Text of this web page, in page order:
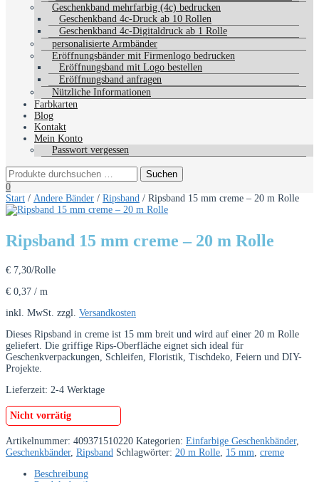
Geschenkband mehrfarbig (4c) bedrucken
Geschenkband 4c-Druck ab 10 Rollen
Geschenkband 4c-Digitaldruck ab 1 Rolle
personalisierte Armbänder
Eröffnungsbänder mit Firmenlogo bedrucken
Eröffnungsband mit Logo bestellen
Eröffnungsband anfragen
Nützliche Informationen
Farbkarten
Blog
Kontakt
Mein Konto
Passwort vergessen
0
Start / Andere Bänder / Ripsband / Ripsband 15 mm creme – 20 m Rolle
Ripsband 15 mm creme – 20 m Rolle
€ 7,30/Rolle
€ 0,37 / m
inkl. MwSt. zzgl. Versandkosten
Dieses Ripsband in creme ist 15 mm breit und wird auf einer 20 m Rolle
geliefert. Die griffige Rips-Oberfläche eignet sich ideal für
Geschenkverpackungen, Schleifen, Floristik, Tischdeko, Feiern und DIY-
Projekte.
Lieferzeit: 2-4 Werktage
Nicht vorrätig
Artikelnummer: 409371510220 Kategorien: Einfarbige Geschenkbänder,
Geschenkbänder, Ripsband Schlagwörter: 20 m Rolle, 15 mm, creme
Beschreibung